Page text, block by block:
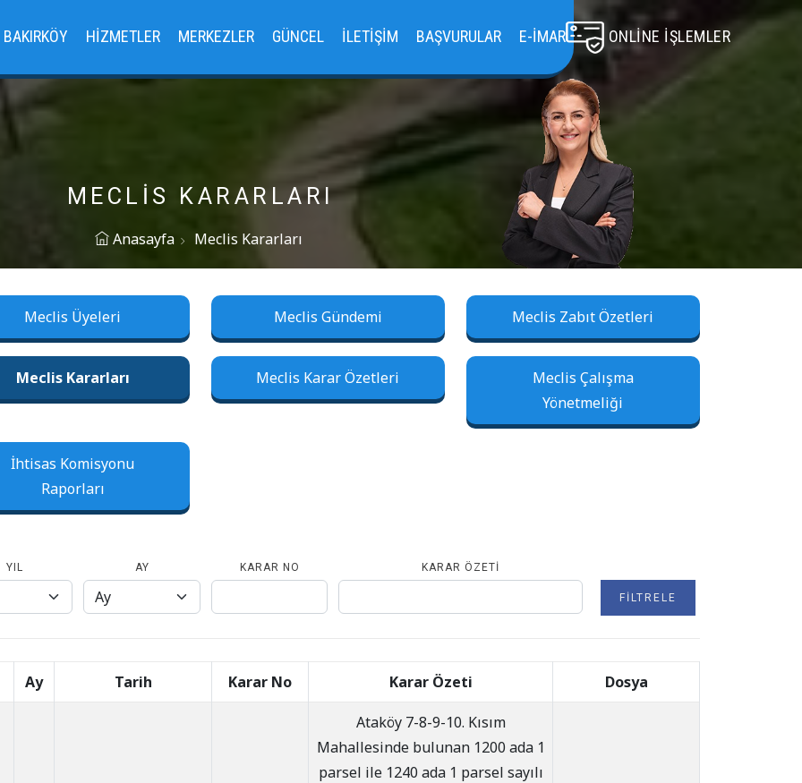
BAKIRKÖY HIZMETLER MERKEZLER GÜNCEL İLETIŞIM BAŞVURULAR E-İMAR ONLINE İŞLEMLER
MECLIS KARARLARI
Anasayfa Meclis Kararları
Meclis Üyeleri Meclis Gündemi Meclis Zabıt Özetleri
Meclis Kararları Meclis Karar Özetleri
Meclis Çalışma
Yönetmeliği
İhtisas Komisyonu
Raporları
YIL AY KARAR NO KARAR ÖZETI
FILTRELE
Ay Tarih Karar No Karar Özeti Dosya
Ataköy 7-8-9-10. Kısım
Mahallesinde bulunan 1200 ada 1
parsel ile 1240 ada 1 parsel sayılı